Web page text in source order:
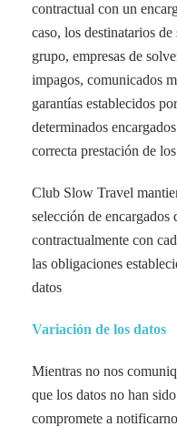
contractual con un
caso, los destinatarios de
grupo, empresas de
impagos, comunicados
garantías establecidos
determinados
correcta prestación de
Club Slow Travel
selección de encargados
contractualmente con
las obligaciones
datos
Variación de los datos
Mientras no nos
que los datos no han
compromete a